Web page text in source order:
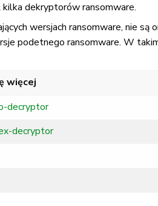
dekryptorów ransomware.
wersjach ransomware, nie są
podetnego ransomware. W
więcej
decryptor
decryptor